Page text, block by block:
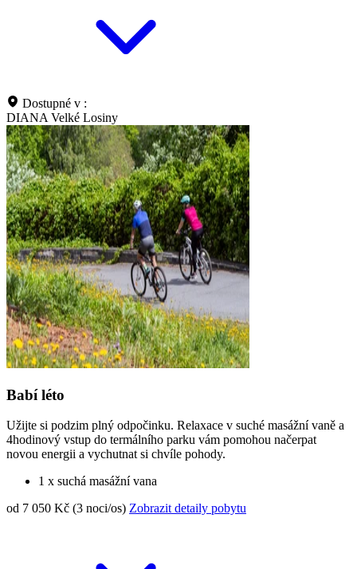
Dostupné v :
DIANA Velké Losiny
Babí léto
Užijte si podzim plný odpočinku. Relaxace v suché masážní vaně a
4hodinový vstup do termálního parku vám pomohou načerpat
novou energii a vychutnat si chvíle pohody.
1 x suchá masážní vana
od 7 050 Kč (3 noci/os) Zobrazit detaily pobytu